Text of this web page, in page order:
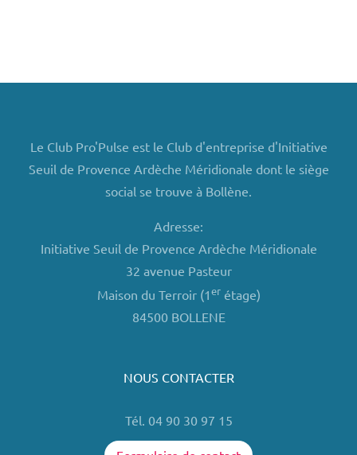
Le Club Pro'Pulse est le Club d'entreprise d'Initiative
Seuil de Provence Ardèche Méridionale dont le siège
social se trouve à Bollène.
Adresse:
Initiative Seuil de Provence Ardèche Méridionale
32 avenue Pasteur
Maison du Terroir (1erétage)
84500 BOLLENE
NOUS CONTACTER
Tél. 04 90 30 97 15